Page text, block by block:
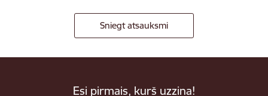
Sniegt atsauksmi
Esi pirmais, kurš uzzina!